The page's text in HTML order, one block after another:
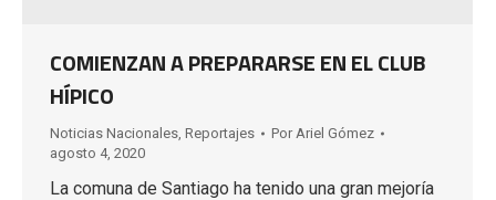
COMIENZAN A PREPARARSE EN EL CLUB
HÍPICO
Noticias Nacionales Reportajes Por Ariel Gómez
agosto 4, 2020
La comuna de Santiago ha tenido una gran mejoría